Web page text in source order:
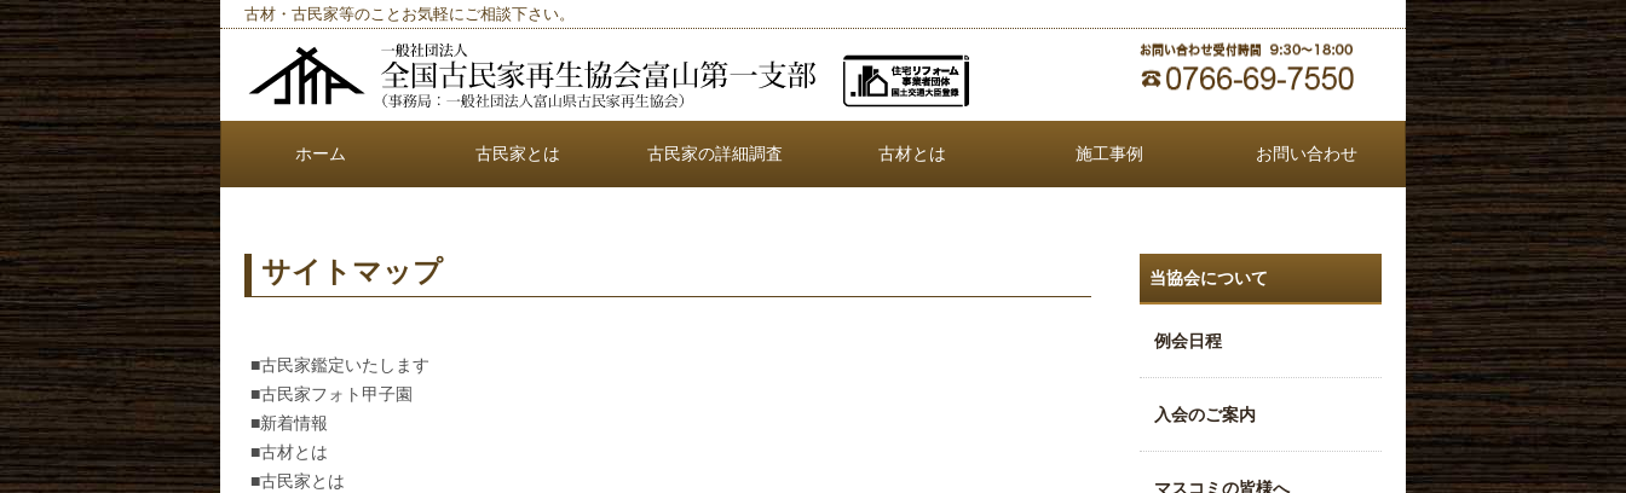
古材・古民家等のことお気軽にご相談下さい。
ホーム 古民家とは 古民家の詳細調査 古材とは 施工事例 お問い合わせ
サイトマップ
■古民家鑑定いたします
■古民家フォト甲子園
■新着情報
■古材とは
■古民家とは
当協会について
例会日程
入会のご案内
マスコミの皆様へ